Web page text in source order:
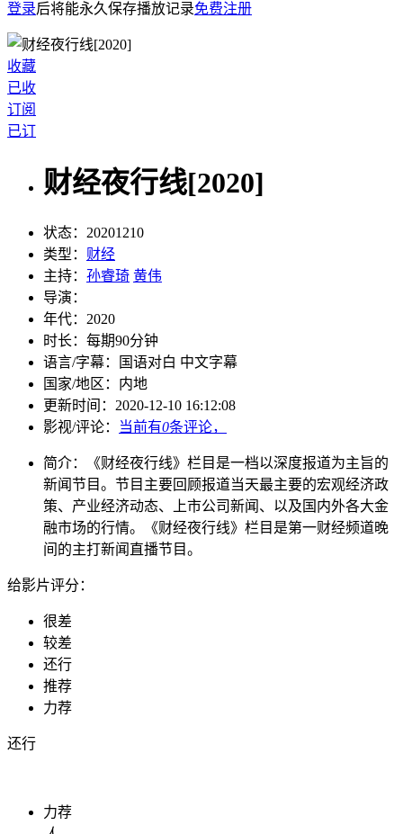
登录后将能永久保存播放记录免费注册
收藏
已收
订阅
已订
财经夜行线[2020]
状态： 20201210
类型： 财经
主持： 孙睿琦 黄伟
导演：
年代： 2020
时长： 每期90分钟
语言/字幕：
国语对白 中文字幕
国家/地区： 内地
更新时间： 2020-12-10 16:12:08
影视/评论：
当前有0条评论，
简介：
《财经夜行线》栏目是一档以深度报道为主旨的
新闻节目。节目主要回顾报道当天最主要的宏观经济政
策、产业经济动态、上市公司新闻、以及国内外各大金
融市场的行情。《财经夜行线》栏目是第一财经频道晚
间的主打新闻直播节目。
给影片评分：
很差
较差
还行
推荐
力荐
还行
力荐